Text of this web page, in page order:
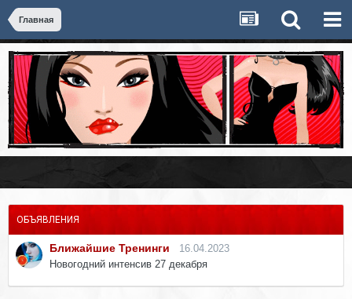
Главная
ОБЪЯВЛЕНИЯ
Ближайшие Тренинги
16.04.2023
Новогодний интенсив 27 декабря